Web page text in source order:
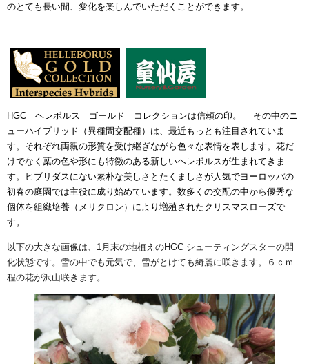
のとても長い間、変化を楽しんでいただくことができます。
HGC ヘレボルス ゴールド コレクションは信頼の印。 その中のニ
ューハイブリッド（異種間交配種）は、最近もっとも注目されていま
す。それぞれ両親の形質を受け継ぎながら色々な表情を表します。花だ
けでなく葉の色や形にも特徴のある新しいヘレボルスが生まれてきま
す。ヒブリダスにない素朴な美しさとたくましさが人気でヨーロッパの
初春の庭園では主役に成り始めています。数多くの交配の中から優秀な
個体を組織培養（メリクロン）により増殖されたクリスマスローズで
す。
以下の大きな画像は、1月末の地植えのHGC シューティングスターの開
化状態です。雪の中でも元気で、雪がとけても綺麗に咲きます。６ｃｍ
程の花が沢山咲きます。